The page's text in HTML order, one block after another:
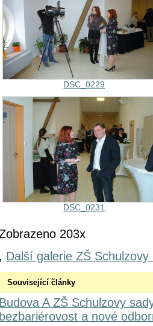
DSC_0229
DSC_0231
203x
, Další galerie ZŠ Schulzovy
Související články
Budova A ZŠ Schulzovy
bezbariérovost a nové